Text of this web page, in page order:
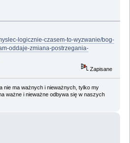
logicznie-czasem-to-wyzwanie/bog-
oddaje-zmiana-postrzegania-
Zapisane
nie ma ważnych i nieważnych, tylko my
ważne i nieważne odbywa się w naszych